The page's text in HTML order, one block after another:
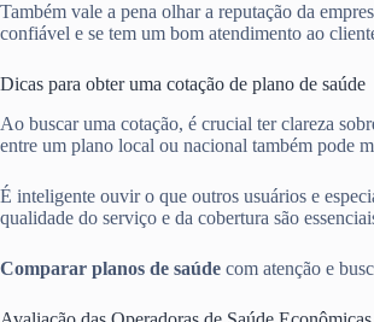
Também vale a pena olhar a reputação da
confiável e se tem um bom atendimento ao
Dicas para obter uma cotação de plano de saúde
Ao buscar uma cotação, é crucial ter clareza
entre um plano local ou nacional também pode
É inteligente ouvir o que outros usuários e
qualidade do serviço e da cobertura são
Comparar planos de saúde com atenção e